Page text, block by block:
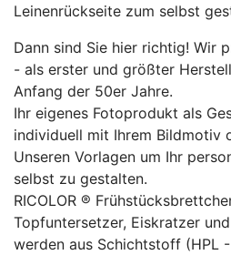
Leinenrückseite zum selbst
Dann sind Sie hier richtig! Wir
- als erster und größter
Anfang der 50er Jahre.
Ihr eigenes Fotoprodukt als
individuell mit Ihrem Bildmotiv
Unseren Vorlagen um Ihr
selbst zu gestalten.
RICOLOR ®
Topfuntersetzer, Eiskratzer
werden aus Schichtstoff (HPL